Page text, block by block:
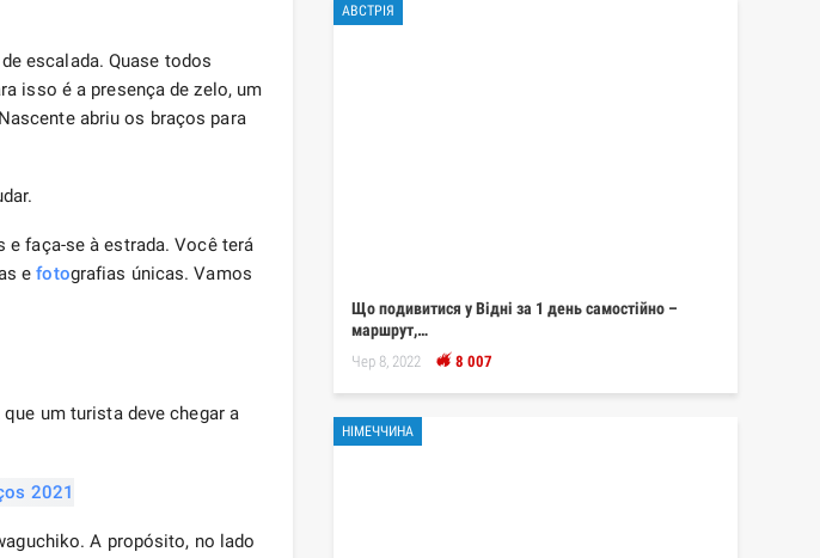
escalada. Quase todos
isso é a presença de zelo, um
abriu os braços para
e faça-se à estrada. Você terá
efotografias únicas. Vamos
um turista deve chegar a
A propósito, no lado
АВСТРІЯ
Що подивитися у Відні за 1 день самостійно –
маршрут,…
Чер 8, 2022 8 007
НІМЕЧЧИНА